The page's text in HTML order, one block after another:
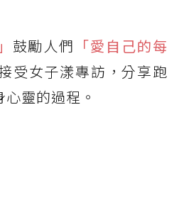
鼓勵人們 「愛自己的每
受女子漾專訪，分享跑
靈的過程。